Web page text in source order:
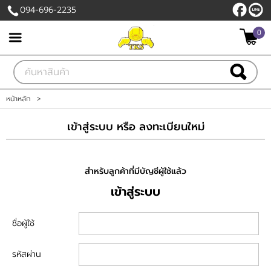
เข้าสู่ระบบ สมัครสมาชิก
สินค้าที่สนใจ( 0 )
ติดต่อเรา
แจ้งชำระเงิน
094-696-2235
0
หน้าหลัก >
เข้าสู่ระบบ หรือ ลงทะเบียนใหม่
เข้าสู่ระบบ
สำหรับลูกค้าที่มีบัญชีผู้ใช้แล้ว
ชื่อผู้ใช้
รหัสผ่าน